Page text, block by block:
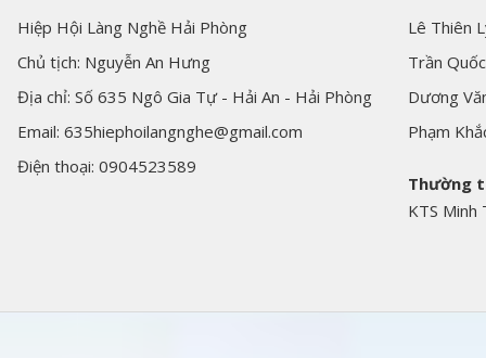
Hiệp Hội Làng Nghề Hải Phòng
Chủ tịch: Nguyễn An Hưng
Địa chỉ: Số 635 Ngô Gia Tự - Hải An - Hải Phòng
Email: 635hiephoilangnghe@gmail.com
Điện thoại: 0904523589
Lê Thiên
Trần
Dương
Phạm
Thường
KTS Minh